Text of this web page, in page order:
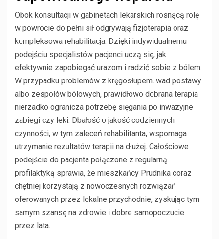
Obok konsultacji w gabinetach lekarskich rosnącą rolę
w powrocie do pełni sił odgrywają fizjoterapia oraz
kompleksowa rehabilitacja. Dzięki indywidualnemu
podejściu specjalistów pacjenci uczą się, jak
efektywnie zapobiegać urazom i radzić sobie z bólem.
W przypadku problemów z kręgosłupem, wad postawy
albo zespołów bólowych, prawidłowo dobrana terapia
nierzadko ogranicza potrzebę sięgania po inwazyjne
zabiegi czy leki. Dbałość o jakość codziennych
czynności, w tym zaleceń rehabilitanta, wspomaga
utrzymanie rezultatów terapii na dłużej. Całościowe
podejście do pacjenta połączone z regularną
profilaktyką sprawia, że mieszkańcy Prudnika coraz
chętniej korzystają z nowoczesnych rozwiązań
oferowanych przez lokalne przychodnie, zyskując tym
samym szansę na zdrowie i dobre samopoczucie
przez lata.